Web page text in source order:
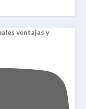
ventajas y